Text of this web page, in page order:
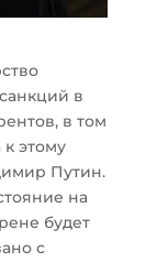
в
в том
этому
Путин.
на
будет
с